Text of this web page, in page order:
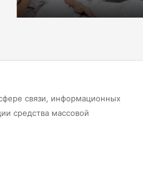
связи, информационных
средства массовой